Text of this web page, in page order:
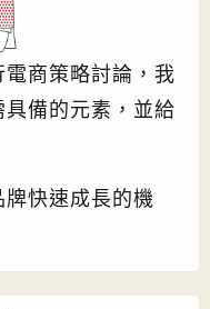
電商策略討論，我
備的元素，並給
牌快速成長的機